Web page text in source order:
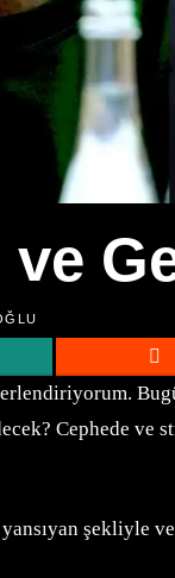
ve
Cephede ve
şekliyle